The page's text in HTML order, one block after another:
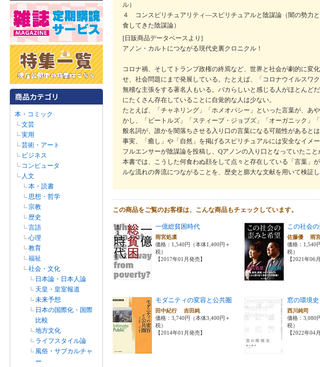
本・コミック
文芸
実用
芸術・アート
ビジネス
コンピュータ
人文
本・読書
思想・哲学
宗教
歴史
言語
心理
教育
福祉
社会・文化
日本論・日本人論
天皇・皇室報道
未来予想
日本の国際化・国際
比較
地方文化
ライフスタイル論
風俗・サブカルチャ
ー
ル）
４ コンスピリチュアリティ―スピリチュアルと陰謀論（闇の勢力
食してきた陰謀論）
[日販商品データベースより]
アノン・カルトにつながる現代史裏クロニクル！
コロナ禍、そしてトランプ政権の終焉など、世界と社会が劇的に変
せ、社会問題にまで発展している。たとえば、「コロナウイルスワ
無稽な主張をする著名人もいる。バカらしいと感じる人がほとんど
にたくさん存在していることに自覚的な人は少ない。
たとえば、「チャネリング」「ホメオパシー」といった言葉が、あ
かし、「ビートルズ」「スティーブ・ジョブズ」「オーガニック」
般名詞が、誰かを闇落ちさせる入り口の言葉になる可能性があると
事実、「癒し」や「自然」を掲げるスピリチュアルには安全なイメ
フルエンサーが陰謀論を投稿し、Qアノンの入り口となっていたこと
本書では、こうした何食わぬ顔をして点々と存在している「言葉」
ルな流れの奔流につながることを、歴史と膨大な文献を用いて検証
この商品をご覧のお客様は、こんな商品もチェックしています。
一億総貧困時代
雨宮処凛
価格：1,540円（本体1,400円＋
税）
【2017年01月発売】
この社会
佐藤優 雨
価格：1,540
税）
【2021年06
モダニティの変容と公共圏
田中紀行 吉田純
価格：3,740円（本体3,400円＋
税）
【2014年01月発売】
窓の環境史
西川純司
価格：3,080
税）
【2022年04